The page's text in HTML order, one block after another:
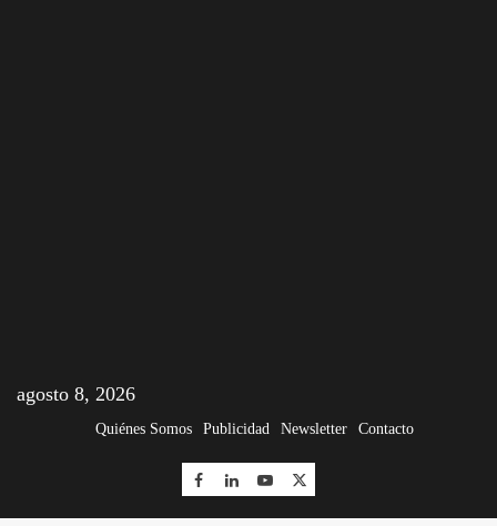
agosto 8, 2026
Quiénes Somos Publicidad Newsletter Contacto